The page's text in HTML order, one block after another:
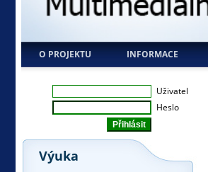
O PROJEKTU INFORMACE
Uživatel
Heslo
Výuka